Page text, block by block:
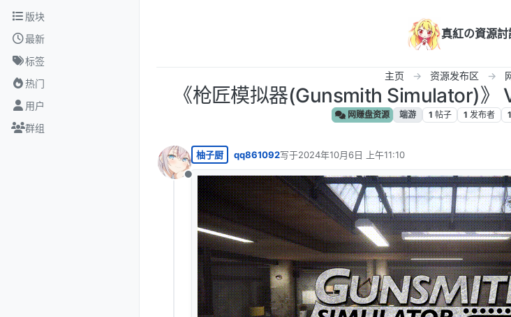
跳转至内容
版块
最新
标签
热门
用户
群组
真紅の資源討
主页 资源发布区
《枪匠模拟器(Gunsmith Simulator)》
网赚盘资源 端游 1 帖子 1 发布者
离线
柚子厨 qq861092写于2024年10月6日 上午11:10
最后由 编辑